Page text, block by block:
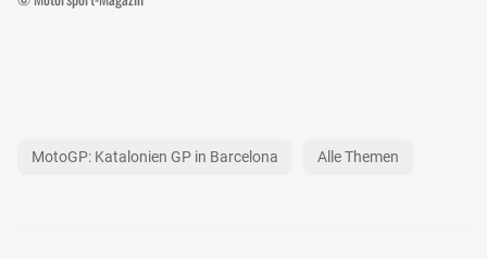
MotoGP: Katalonien GP in Barcelona Alle Themen